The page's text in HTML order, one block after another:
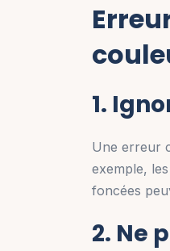
1.
Une erreur
exemple,
foncées
2. Ne